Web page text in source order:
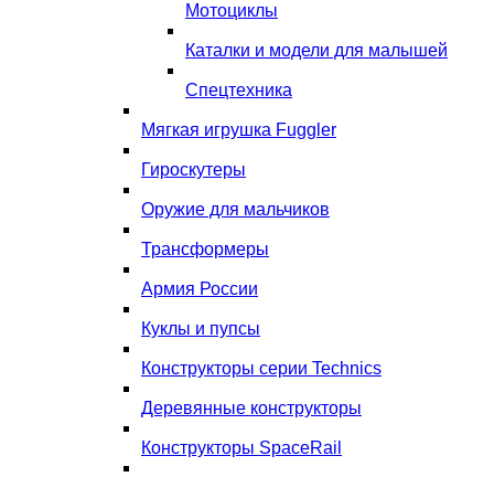
Мотоциклы
Каталки и модели для малышей
Спецтехника
Мягкая игрушка Fuggler
Гироскутеры
Оружие для мальчиков
Трансформеры
Армия России
Куклы и пупсы
Конструкторы серии Technics
Деревянные конструкторы
Конструкторы SpaceRail